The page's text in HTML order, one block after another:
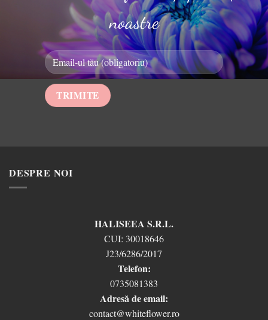
noastre
DESPRE NOI
HALISEEA S.R.L.
CUI: 30018646
J23/6286/2017
Telefon:
0735081383
Adresă de email:
contact@whiteflower.ro